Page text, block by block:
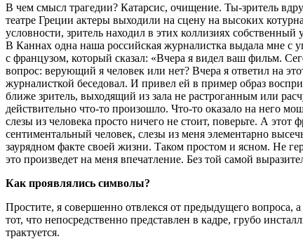
В чем смысл трагедии? Катарсис, очищение. Ты-зритель
театре Греции актеры выходили на сцену на высоких
условности, зритель находил в этих коллизиях
В Каннах одна наша российская журналистка выдала мне с
с французом, который сказал: «Вчера я видел ваш фильм.
вопрос: верующий я человек или нет? Вчера я ответил на
журналисткой беседовал. И привел ей в пример образ
ближе зритель, выходящий из зала не растроганным или
действительно что-то произошло. Что-то оказало на него
слезы из человека просто ничего не стоит, поверьте. А
сентиментальный человек, слезы из меня элементарно
заурядном факте своей жизни. Таком простом и ясном. Не
это произведет на меня впечатление. Без той самой
Как проявлялись символы?
Простите, я совершенно отвлекся от предыдущего
тот, что непосредственно представлен в кадре, грубо
трактуется.